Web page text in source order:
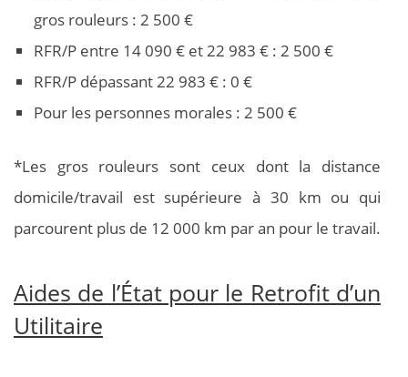
gros rouleurs : 2 500 €
RFR/P entre 14 090 € et 22 983 € : 2 500 €
RFR/P dépassant 22 983 € : 0 €
Pour les personnes morales : 2 500 €
*Les gros rouleurs sont ceux dont la distance
domicile/travail est supérieure à 30 km ou qui
parcourent plus de 12 000 km par an pour le travail.
Aides de l’État pour le Retrofit d’un
Utilitaire